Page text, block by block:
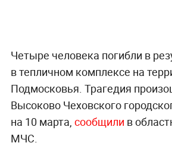
Четыре человека погибли в
в тепличном комплексе на
Подмосковья. Трагедия
Высоково Чеховского
на 10 марта, сообщили в
МЧС.